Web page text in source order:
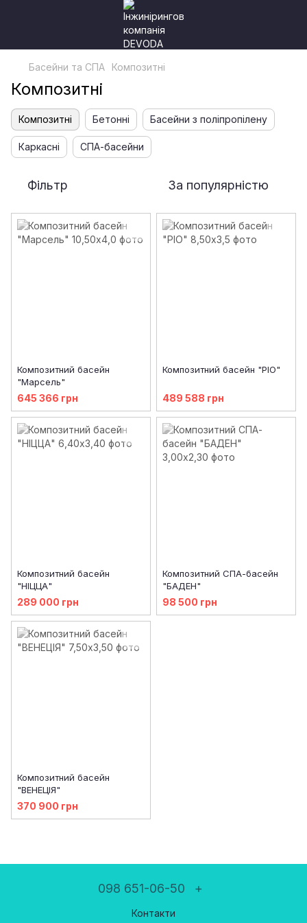
Басейни та СПА Композитні
Композитні
Композитні Бетонні Басейни з поліпропілену
Каркасні СПА-басейни
Фільтр За популярністю
Композитний басейн
"Марсель"
645 366 грн
Композитний басейн "РІО"
489 588 грн
Композитний басейн
"НІЦЦА"
289 000 грн
Композитний СПА-басейн
"БАДЕН"
98 500 грн
Композитний басейн
"ВЕНЕЦІЯ"
370 900 грн
098 651-06-50 +
Контакти